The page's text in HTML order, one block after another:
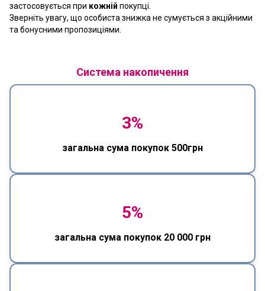
застосовується при кожній покупці.
Зверніть увагу, що особиста знижка не сумується з акційними
та бонусними пропозиціями.
Система накопичення
3%
загальна сума покупок 500грн
5%
загальна сума покупок 20 000 грн